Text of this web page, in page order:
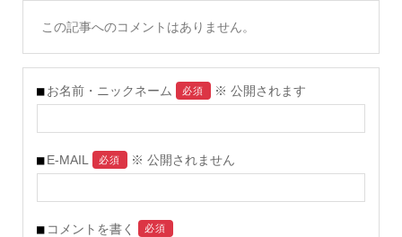
この記事へのコメントはありません。
お名前・ニックネーム 必須 ※ 公開されます
E-MAIL 必須 ※ 公開されません
コメントを書く 必須